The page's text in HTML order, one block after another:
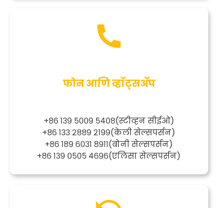
फोन आणि व्हॉट्सॲप
+८६ १३९ ५००९ ५४०८(स्टीव्हन सीईओ)
+८६ १३३ २८८९ २१९९(केली सेल्सपर्सन)
+८६ १८९ ६०३१ ८९११(बोनी सेल्सपर्सन)
+८६ १३९ ०५०५ ४६९६(एलिसा सेल्सपर्सन)